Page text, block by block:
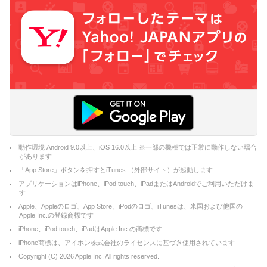
動作環境 Android 9.0以上、iOS 16.0以上 ※一部の機種では正常に動作しない場合
があります
「App Store」ボタンを押すとiTunes （外部サイト）が起動します
アプリケーションはiPhone、iPod touch、iPadまたはAndroidでご利用いただけま
す
Apple、Appleのロゴ、App Store、iPodのロゴ、iTunesは、米国および他国の
Apple Inc.の登録商標です
iPhone、iPod touch、iPadはApple Inc.の商標です
iPhone商標は、アイホン株式会社のライセンスに基づき使用されています
Copyright (C) 2026Apple Inc. All rights reserved.